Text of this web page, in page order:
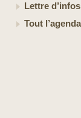
Lettre d’infos
Tout l’agenda